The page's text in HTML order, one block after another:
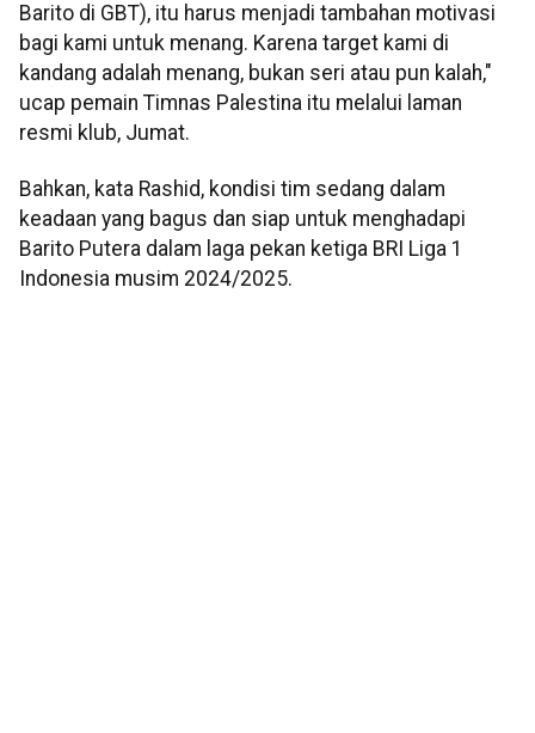
Barito di GBT), itu harus menjadi tambahan motivasi
bagi kami untuk menang. Karena target kami di
kandang adalah menang, bukan seri atau pun kalah,"
ucap pemain Timnas Palestina itu melalui laman
resmi klub, Jumat.
Bahkan, kata Rashid, kondisi tim sedang dalam
keadaan yang bagus dan siap untuk menghadapi
Barito Putera dalam laga pekan ketiga BRI Liga 1
Indonesia musim 2024/2025.